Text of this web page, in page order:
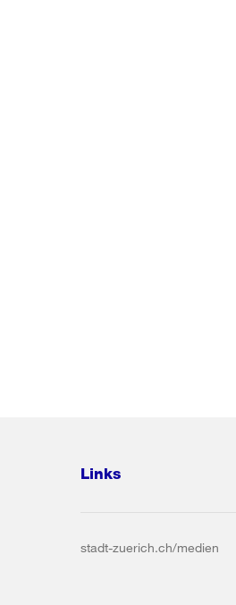
Links
stadt-zuerich.ch/medien